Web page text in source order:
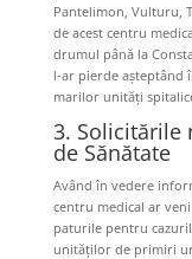
Pantelimon, Vulturu,
de acest centru
drumul până la
l-ar pierde așteptând
marilor unități
3. Solicitările
de Sănătate
Având în vedere
centru medical ar
paturile pentru
unităților de primiri